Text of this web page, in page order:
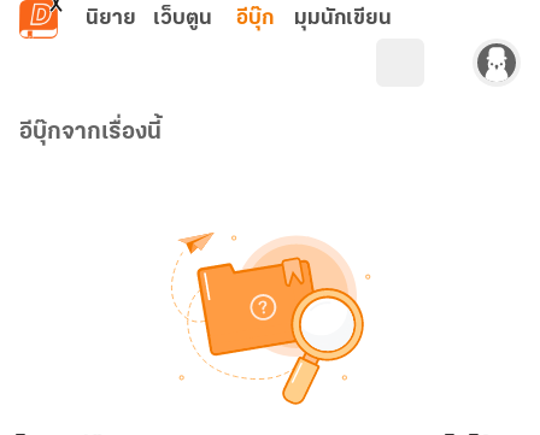
ข้ามไปยังเนื้อหาหลัก
นิยาย เว็บตูน อีบุ๊ก มุมนักเขียน
อีบุ๊กจากเรื่องนี้